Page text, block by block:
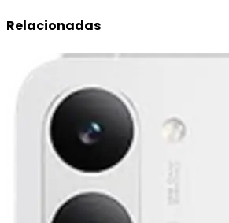
Relacionadas